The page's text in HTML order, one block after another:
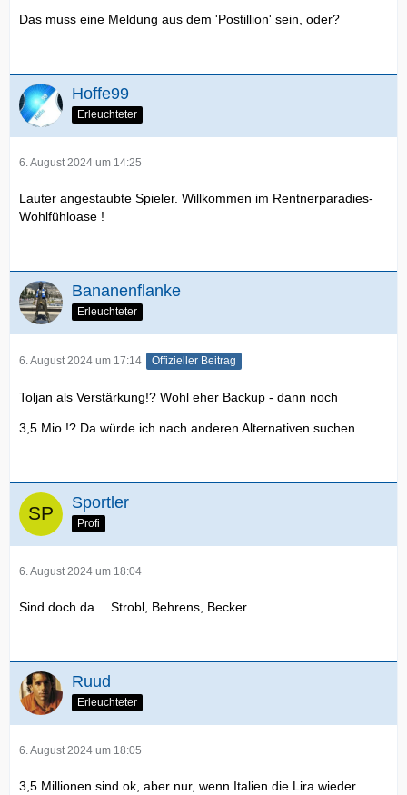
Das muss eine Meldung aus dem 'Postillion' sein, oder?
Hoffe99
Erleuchteter
6. August 2024 um 14:25
Lauter angestaubte Spieler. Willkommen im Rentnerparadies-
Wohlfühloase !
Bananenflanke
Erleuchteter
6. August 2024 um 17:14 Offizieller Beitrag
Toljan als Verstärkung!? Wohl eher Backup - dann noch
3,5 Mio.!? Da würde ich nach anderen Alternativen suchen...
Sportler
Profi
6. August 2024 um 18:04
Sind doch da… Strobl, Behrens, Becker
Ruud
Erleuchteter
6. August 2024 um 18:05
3,5 Millionen sind ok, aber nur, wenn Italien die Lira wieder